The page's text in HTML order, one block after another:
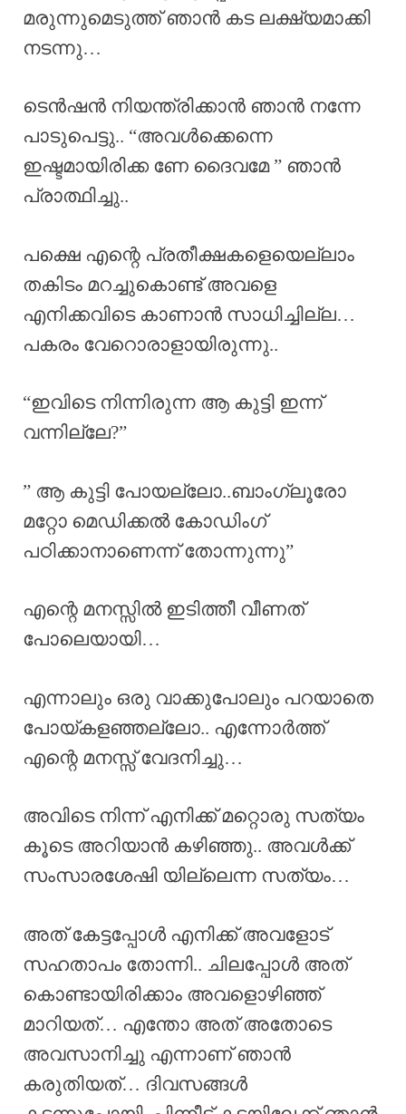
മരുന്നുമെടുത്ത് ഞാൻ കട ലക്ഷ്യമാക്കി
നടന്നു…
ടെൻഷൻ നിയന്ത്രിക്കാൻ ഞാൻ നന്നേ
പാടുപെട്ടു.. “അവൾക്കെന്നെ
ഇഷ്ടമായിരിക്ക ണേ ദൈവമേ ” ഞാൻ
പ്രാത്ഥിച്ചു..
പക്ഷെ എന്റെ പ്രതീക്ഷകളെയെല്ലാം
തകിടം മറച്ചുകൊണ്ട് അവളെ
എനിക്കവിടെ കാണാൻ സാധിച്ചില്ല…
പകരം വേറൊരാളായിരുന്നു..
“ഇവിടെ നിന്നിരുന്ന ആ കുട്ടി ഇന്ന്
വന്നില്ലേ?”
” ആ കുട്ടി പോയല്ലോ..ബാംഗ്ലൂരോ
മറ്റോ മെഡിക്കൽ കോഡിംഗ്
പഠിക്കാനാണെന്ന് തോന്നുന്നു”
എന്റെ മനസ്സിൽ ഇടിത്തീ വീണത്
പോലെയായി…
എന്നാലും ഒരു വാക്കുപോലും പറയാതെ
പോയ്കളഞ്ഞല്ലോ.. എന്നോർത്ത്
എന്റെ മനസ്സ് വേദനിച്ചു…
അവിടെ നിന്ന് എനിക്ക് മറ്റൊരു സത്യം
കൂടെ അറിയാൻ കഴിഞ്ഞു.. അവൾക്ക്
സംസാരശേഷി യില്ലെന്ന സത്യം…
അത് കേട്ടപ്പോൾ എനിക്ക് അവളോട്
സഹതാപം തോന്നി.. ചിലപ്പോൾ അത്
കൊണ്ടായിരിക്കാം അവളൊഴിഞ്ഞ്
മാറിയത്… എന്തോ അത് അതോടെ
അവസാനിച്ചു എന്നാണ് ഞാൻ
കരുതിയത്… ദിവസങ്ങൾ